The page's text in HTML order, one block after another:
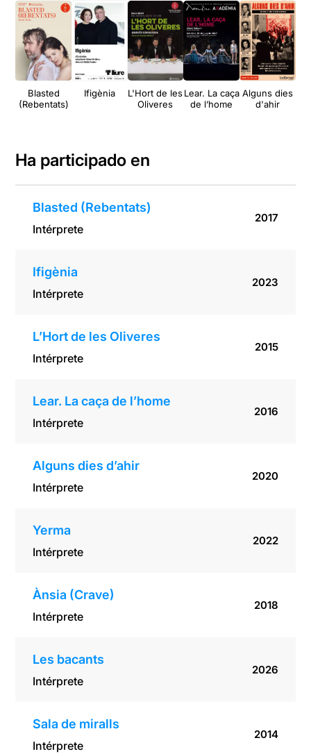
Blasted
(Rebentats)
Ifigènia
L'Hort de les
Oliveres
Lear. La caça
de l’home
Alguns dies
d'ahir
Ha participado en
Blasted (Rebentats)
Intérprete
2017
Ifigènia
Intérprete
2023
L’Hort de les Oliveres
Intérprete
2015
Lear. La caça de l’home
Intérprete
2016
Alguns dies d’ahir
Intérprete
2020
Yerma
Intérprete
2022
Ànsia (Crave)
Intérprete
2018
Les bacants
Intérprete
2026
Sala de miralls
Intérprete
2014